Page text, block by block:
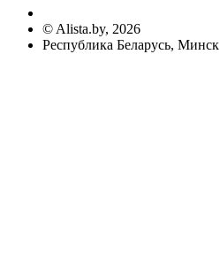
©Alista.by, 2026
Республика Беларусь, Минск